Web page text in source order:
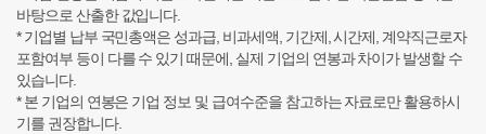
바탕으로 산출한 값입니다.
* 기업별 납부 국민총액은 성과급, 비과세액, 기간제, 시간제, 계약직근로자
포함여부 등이 다를 수 있기 때문에, 실제 기업의 연봉과 차이가 발생할 수
있습니다.
* 본 기업의 연봉은 기업 정보 및 급여수준을 참고하는 자료로만 활용하시
기를 권장합니다.